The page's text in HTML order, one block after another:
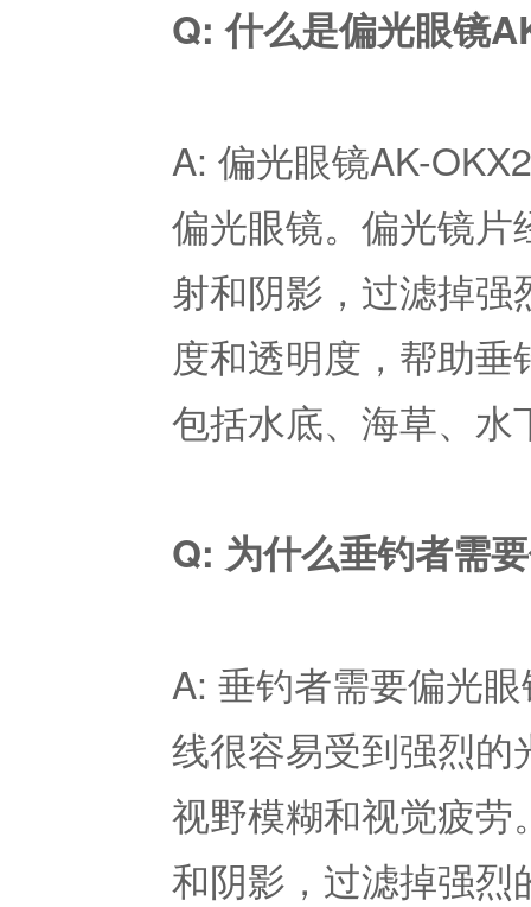
Q: 什么是偏光眼镜
A: 偏光眼镜AK-
偏光眼镜。偏光镜
射和阴影，过滤掉
度和透明度，帮助
包括水底、海草、
Q: 为什么垂钓者需
A: 垂钓者需要偏光
线很容易受到强烈
视野模糊和视觉疲
和阴影，过滤掉强